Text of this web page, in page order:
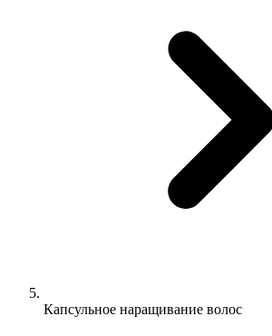
Капсульное наращивание волос